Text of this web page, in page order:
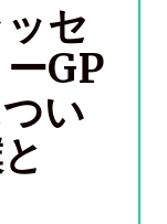
セ
GP
い